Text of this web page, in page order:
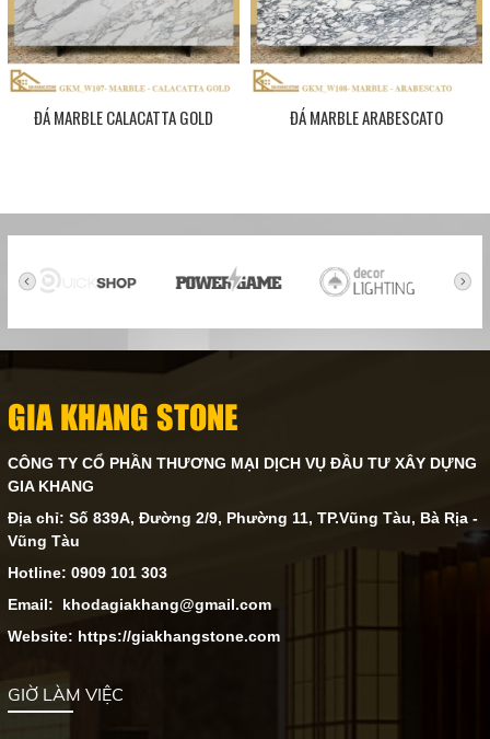
ĐÁ MARBLE CALACATTA GOLD ĐÁ MARBLE ARABESCATO
GIA KHANG STONE
CÔNG TY CỔ PHẦN THƯƠNG MẠI DỊCH VỤ ĐẦU TƯ XÂY DỰNG
GIA KHANG
Địa chỉ: Số 839A, Đường 2/9, Phường 11, TP.Vũng Tàu, Bà Rịa -
Vũng Tàu
Hotline: 0909 101 303
Email: khodagiakhang@gmail.com
Website: https://giakhangstone.com
GIỜ LÀM VIỆC